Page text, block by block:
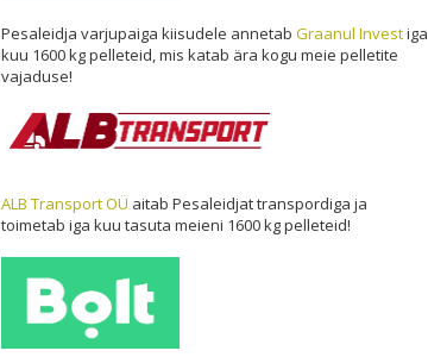
Pesaleidja varjupaiga kiisudele annetab Graanul Investiga
kuu 1600 kg pelleteid, mis katab ära kogu meie pelletite
vajaduse!
ALB Transport OÜ aitab Pesaleidjat transpordiga ja
toimetab iga kuu tasuta meieni 1600 kg pelleteid!